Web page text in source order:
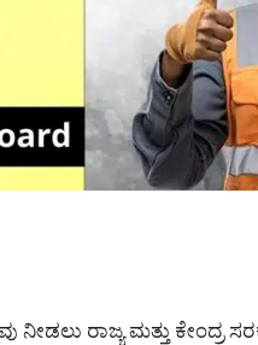
ನೀಡಲು ರಾಜ್ಯ ಮತ್ತು